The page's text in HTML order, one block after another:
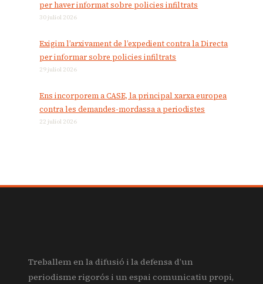
per haver informat sobre policies infiltrats
30 juliol 2026
Exigim l’arxivament de l’expedient contra la Directa
per informar sobre policies infiltrats
29 juliol 2026
Ens incorporem a CASE, la principal xarxa europea
contra les demandes-mordassa a periodistes
22 juliol 2026
Treballem en la difusió i la defensa d’un
periodisme rigorós i un espai comunicatiu propi,